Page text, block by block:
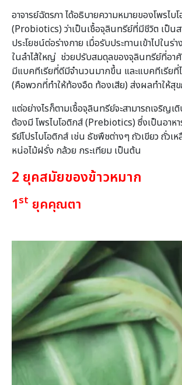
อาจารย์ฉัตรภา ได้อธิบายความหมายของโพรไบ
(Probiotics) ว่าเป็นเชื้อจุลินทรีย์ที่มีชีวิต เป็น
ประโยชน์ต่อร่างกาย เมื่อรับประทานเข้าไปในร่
ในลำไส้ใหญ่ ช่วยปรับสมดุลของจุลินทรีย์ที่อา
มีแบคทีเรียที่ดีมีจำนวนมากขึ้น และแบคทีเรียที่
(คือพวกที่ทำให้ท้องอืด ท้องเสีย) ส่งผลทำให้สุ
แต่อย่างไรก็ตามเชื้อจุลินทรีย์จะสามารถเจริญเ
ต้องมี โพรไบโอติกส์ (Prebiotics) ซึ่งเป็นอาห
รีย์โปรไบโอติกส์ เช่น ธัชพืชต่างๆ ถัวเขียว ถั่วเ
หน่อไม้ฝรั่ง กล้วย กระเทียม เป็นต้น
2 ยุคสมัยของข้าวหมาก
1st ยุคคุณตา